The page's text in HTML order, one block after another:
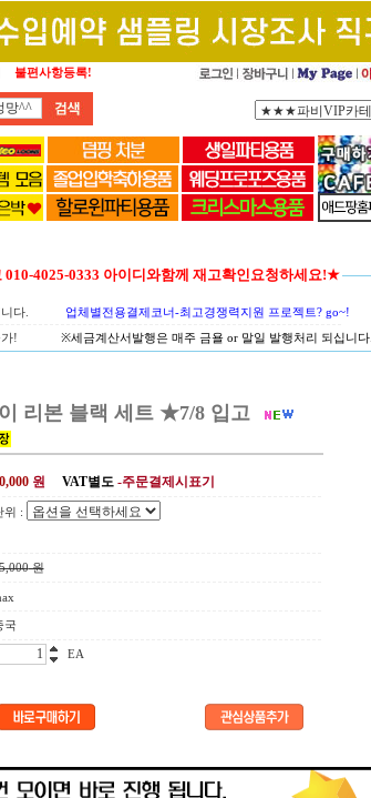
불편사항등록!
010-4025-0333 아이디와함께 재고확인요청하세요!★
중입니다. 업체별전용결제코너-최고경쟁력지원 프로젝트? go~!
인불가! ※세금계산서발행은 매주 금욜 or 말일 발행처리 되십니다.
리본 블랙 세트 ★7/8 입고
원 VAT별도-주문결제시표기
위 :
원
국
EA